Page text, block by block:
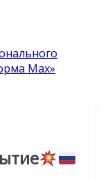
Мах»